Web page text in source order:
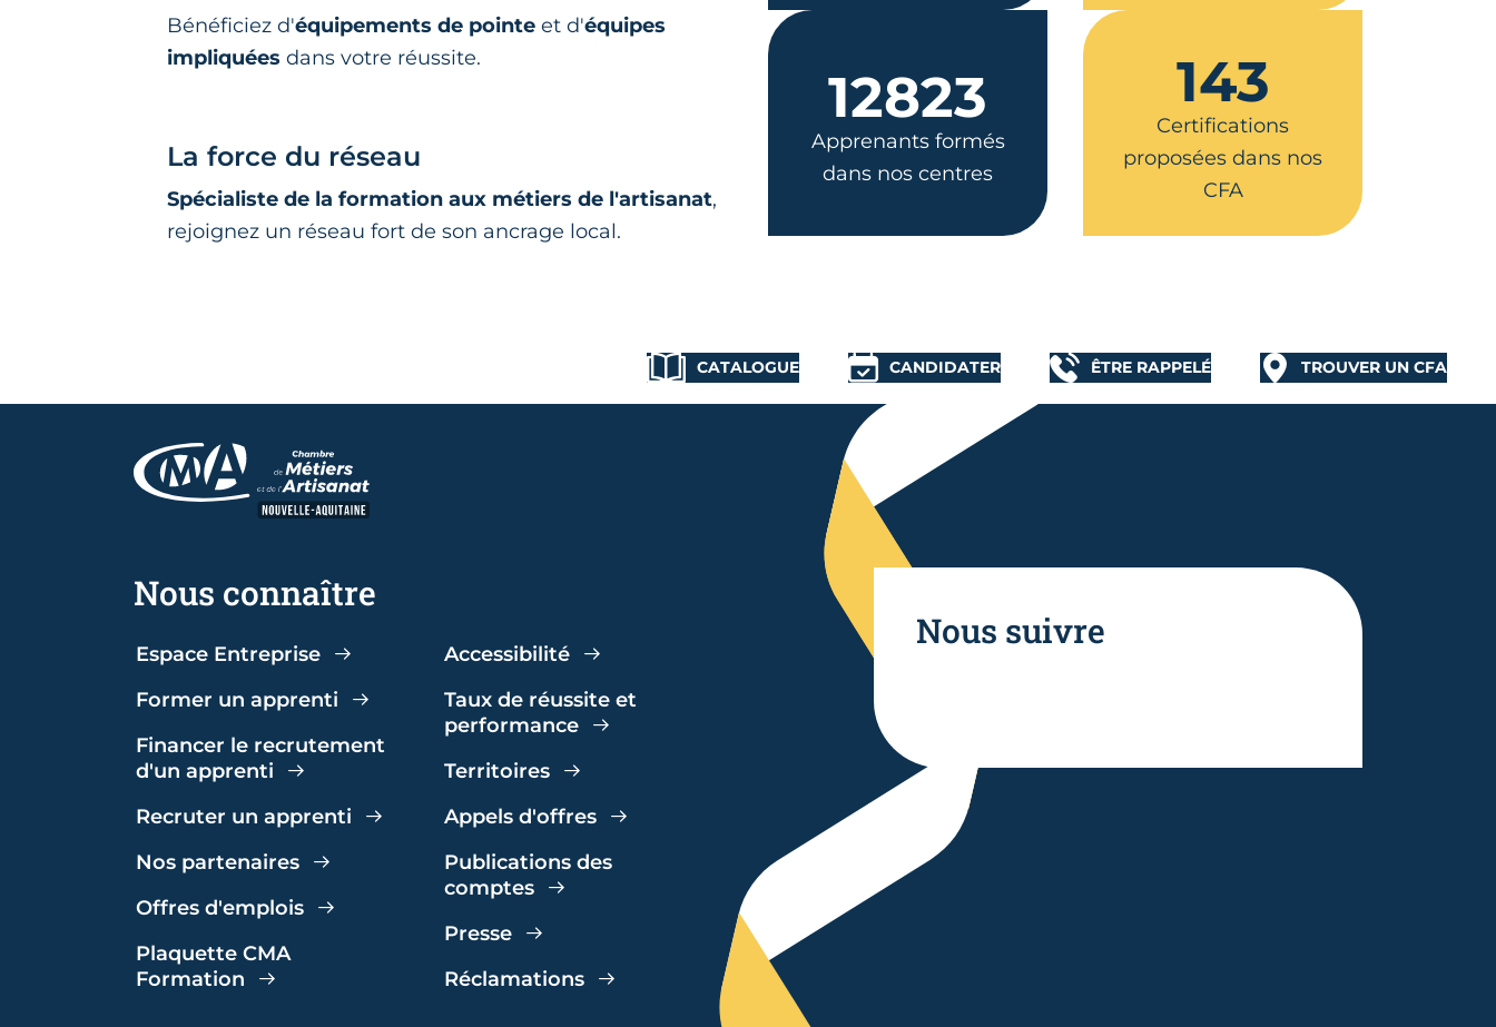
Bénéficiez d'équipements de pointe et d'équipes
impliquées dans votre réussite.
La force du réseau
Spécialiste de la formation aux métiers de l'artisanat,
rejoignez un réseau fort de son ancrage local.
12823
Apprenants formés
dans nos centres
143
Certifications
proposées dans nos
CFA
CATALOGUE CANDIDATER ÊTRE RAPPELÉ TROUVER UN CFA
Nous connaître
Espace Entreprise
Former un apprenti
Financer le recrutement
d'un apprenti
Recruter un apprenti
Nos partenaires
Offres d'emplois
Plaquette CMA
Formation
Accessibilité
Taux de réussite et
performance
Territoires
Appels d'offres
Publications des
comptes
Presse
Réclamations
Nous suivre